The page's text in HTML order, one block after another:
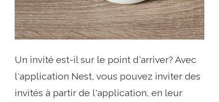
Un invité est-il sur le point d'arriver? Avec
l'application Nest, vous pouvez inviter des
invités à partir de l'application, en leur